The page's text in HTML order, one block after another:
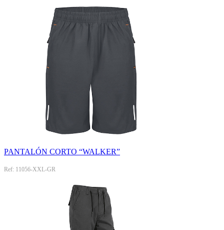
PANTALÓN CORTO “WALKER”
Ref: 11056-XXL-GR